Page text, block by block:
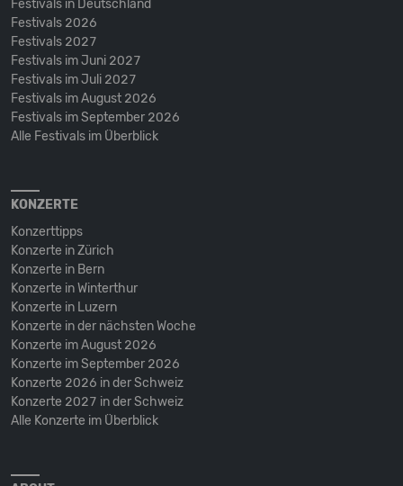
Festivals in Deutschland
Festivals 2026
Festivals 2027
Festivals im Juni 2027
Festivals im Juli 2027
Festivals im August 2026
Festivals im September 2026
Alle Festivals im Überblick
KONZERTE
Konzerttipps
Konzerte in Zürich
Konzerte in Bern
Konzerte in Winterthur
Konzerte in Luzern
Konzerte in der nächsten Woche
Konzerte im August 2026
Konzerte im September 2026
Konzerte 2026 in der Schweiz
Konzerte 2027 in der Schweiz
Alle Konzerte im Überblick